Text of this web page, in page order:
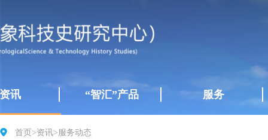
讯 “智汇”产品 服务
首页 >资讯>服务动态